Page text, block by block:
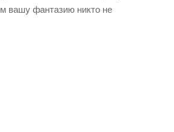
вашу фантазию никто не